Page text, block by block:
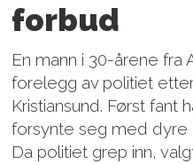
forbud
En mann i 30-årene fra
forelegg av politiet
Kristiansund. Først fant
forsynte seg med dyre
Da politiet grep inn,